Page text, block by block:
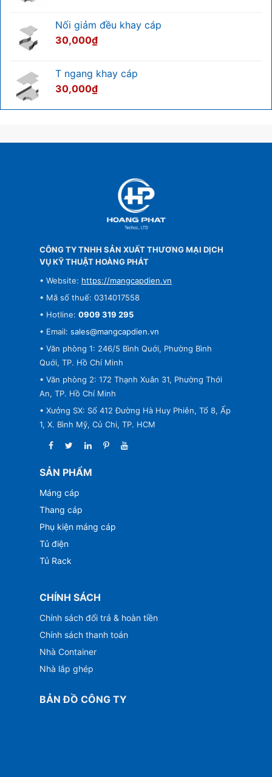
Nối giảm đều khay cáp
30,000₫
T ngang khay cáp
30,000₫
CÔNG TY TNHH SẢN XUẤT THƯƠNG MẠI DỊCH
VỤ KỸ THUẬT HOÀNG PHÁT
• Website: https://mangcapdien.vn
• Mã số thuế: 0314017558
• Hotline: 0909 319 295
• Email: sales@mangcapdien.vn
• Văn phòng 1: 246/5 Bình Quới, Phường Bình
Quới, TP. Hồ Chí Minh
• Văn phòng 2: 172 Thạnh Xuân 31, Phường Thới
An, TP. Hồ Chí Minh
• Xưởng SX: Số 412 Đường Hà Huy Phiên, Tổ 8, Ấp
1, X. Bình Mỹ, Củ Chi, TP. HCM
SẢN PHẨM
Máng cáp
Thang cáp
Phụ kiện máng cáp
Tủ điện
Tủ Rack
CHÍNH SÁCH
Chính sách đổi trả & hoàn tiền
Chính sách thanh toán
Nhà Container
Nhà lắp ghép
BẢN ĐỒ CÔNG TY